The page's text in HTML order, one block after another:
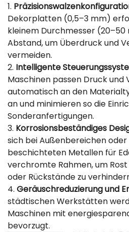
1.
Dekorplatten (0,5–3 mm)
kleinem Durchmesser
Abstand, um Überdruck und
vermeiden.
2. Intelligente
Maschinen passen Druck und
automatisch an den
an und minimieren so die
Sonderanfertigungen.
3. Korrosionsbeständiges
sich bei Außenbereichen
beschichteten Metallen für
verchromte Rahmen, um
oder Rückstände zu
4. Geräuschreduzierung und
städtischen Werkstätten
Maschinen mit
bevorzugt.